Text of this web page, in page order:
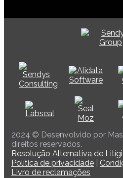
2024 © Desenvolvido por
direitos reservados.
Resolução Alternativa de
Política de privacidade
Livro de reclamações